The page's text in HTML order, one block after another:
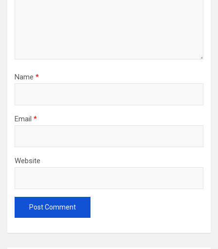
Name *
Email *
Website